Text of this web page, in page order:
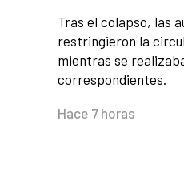
Tras el colapso, las
restringieron la
mientras se
correspondientes.
Hace 7 horas